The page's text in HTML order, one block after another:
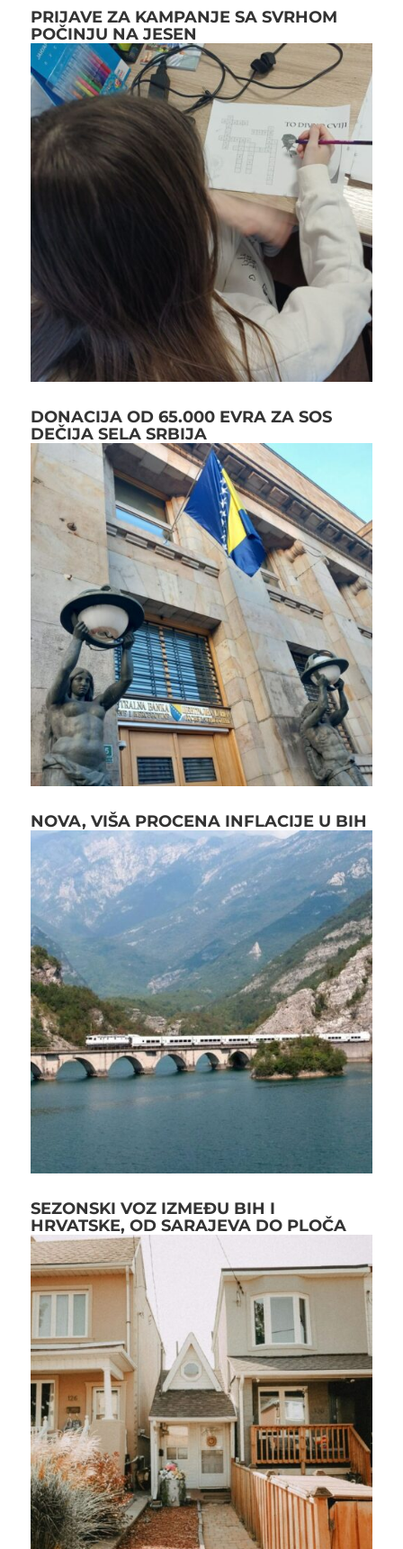
PRIJAVE ZA KAMPANJE SA SVRHOM
POČINJU NA JESEN
DONACIJA OD 65.000 EVRA ZA SOS
DEČIJA SELA SRBIJA
NOVA, VIŠA PROCENA INFLACIJE U BIH
SEZONSKI VOZ IZMEĐU BIH I
HRVATSKE, OD SARAJEVA DO PLOČA